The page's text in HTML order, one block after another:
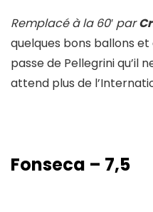
Remplacé à la 60′ par
quelques bons ballons
passe de Pellegrini qu’il
attend plus de
Fonseca – 7,5